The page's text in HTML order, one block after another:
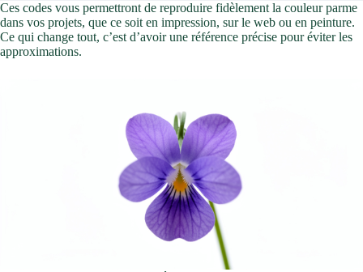
Ces codes vous permettront de reproduire fidèlement la couleur parme
dans vos projets, que ce soit en impression, sur le web ou en peinture.
Ce qui change tout, c’est d’avoir une référence précise pour éviter les
approximations.